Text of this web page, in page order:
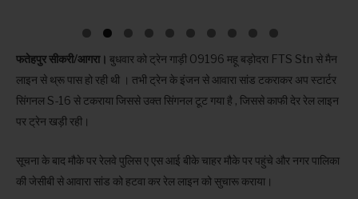
फतेहपुर सीकरी/आगरा। बुधवार को ट्रेन गाड़ी 09196 महू बड़ोदरा FTS Stn से मैन
लाइन से थ्रू पास हो रही थी । तभी ट्रेन के इंजन से आवारा सांड टकराकर अप स्टार्टर
सिंगनल S-16 से टकराया जिससे उक्त सिंगनल टूट गया है , जिससे काफी देर रेल लाइन
पर ट्रेन खड़ी रही।
सूचना के बाद मौके पर रेलवे पुलिस ए एस आई बीके चाहर मौके पर पहुंचे और नगर पालिका
की जेसीबी से आवारा सांड को हटवा कर रेल लाइन को सुचारू कराया।